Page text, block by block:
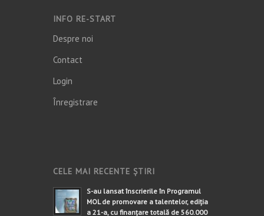
INFO RE-START
Despre noi
Contact
Login
Înregistrare
CELE MAI RECENTE ȘTIRI
S-au lansat înscrierile în Programul
MOL de promovare a talentelor, ediția
a 21-a, cu finanțare totală de 560.000